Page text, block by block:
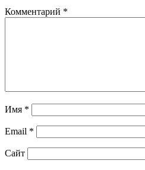
Комментарий *
Имя *
Email *
Сайт